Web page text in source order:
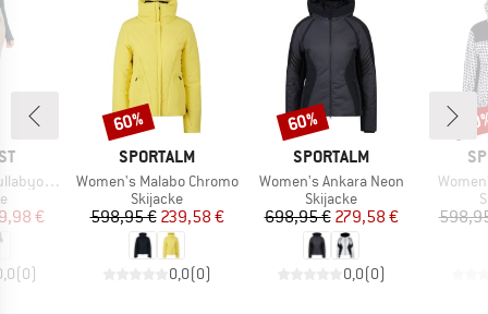
Preis
€
(0)
MARKE
SPORTALM
Artikel
Women's Malabo Chromo
Produktgruppe
Skijacke
Preis
598,95 €reduzierter Preis
239,58 €
0,0(0)
Rabatt
60%
MARKE
SPORTALM
Artikel
Women's Ankara Neon
Produktgruppe
Skijacke
Preis
698,95 €reduzierter Preis
279,58 €
0,0(0)
Rabatt
60%
Artikel